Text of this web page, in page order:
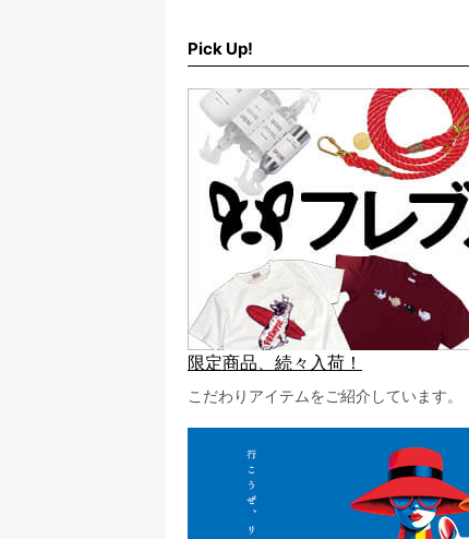
Pick Up!
限定商品、続々入荷！
こだわりアイテムをご紹介しています。